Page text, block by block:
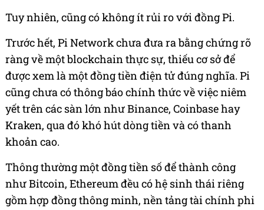
Tuy nhiên, cũng có không ít rủi ro với đồng Pi.
Trước hết, Pi Network chưa đưa ra bằng chứng rõ
ràng về một blockchain thực sự, thiếu cơ sở để
được xem là một đồng tiền điện tử đúng nghĩa. Pi
cũng chưa có thông báo chính thức về việc niêm
yết trên các sàn lớn như Binance, Coinbase hay
Kraken, qua đó khó hút dòng tiền và có thanh
khoản cao.
Thông thường một đồng tiền số để thành công
như Bitcoin, Ethereum đều có hệ sinh thái riêng
gồm hợp đồng thông minh, nền tảng tài chính phi